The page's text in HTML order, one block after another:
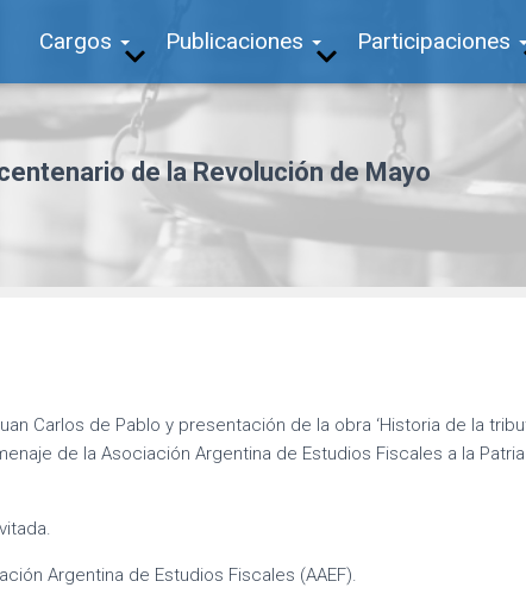
Cargos Publicaciones Participaciones
de la Revolución de Mayo
Carlos de Pablo y presentación de la obra ‘Historia de la
de la Asociación Argentina de Estudios Fiscales a la
Argentina de Estudios Fiscales (AAEF).